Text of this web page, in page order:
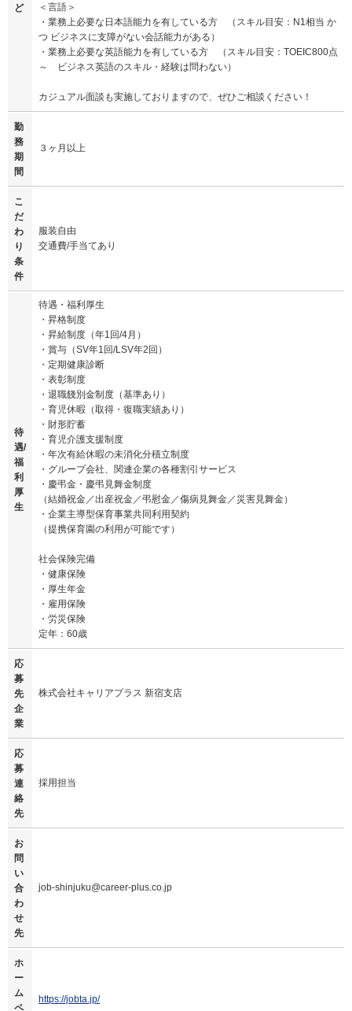
ど
＜言語＞
・業務上必要な日本語能力を有している方 （スキル目安：N1相当 か
つ ビジネスに支障がない会話能力がある）
・業務上必要な英語能力を有している方 （スキル目安：TOEIC800点
～ ビジネス英語のスキル・経験は問わない）
カジュアル面談も実施しておりますので、ぜひご相談ください！
勤
務
期
間
３ヶ月以上
こ
だ
わ
り
条
件
服装自由
交通費/手当てあり
待
遇/
福
利
厚
生
待遇・福利厚生
・昇格制度
・昇給制度（年1回/4月）
・賞与（SV年1回/LSV年2回）
・定期健康診断
・表彰制度
・退職餞別金制度（基準あり）
・育児休暇（取得・復職実績あり）
・財形貯蓄
・育児介護支援制度
・年次有給休暇の未消化分積立制度
・グループ会社、関連企業の各種割引サービス
・慶弔金・慶弔見舞金制度
（結婚祝金／出産祝金／弔慰金／傷病見舞金／災害見舞金）
・企業主導型保育事業共同利用契約
（提携保育園の利用が可能です）
社会保険完備
・健康保険
・厚生年金
・雇用保険
・労災保険
定年：60歳
応
募
先
企
業
株式会社キャリアプラス 新宿支店
応
募
連
絡
先
採用担当
お
問
い
合
わ
せ
先
job-shinjuku@career-plus.co.jp
ホ
ー
ム
ペ
https://jobta.jp/